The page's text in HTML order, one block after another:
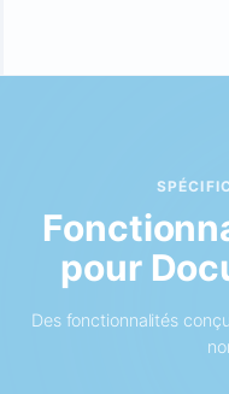
pour
Des fonctionnalités